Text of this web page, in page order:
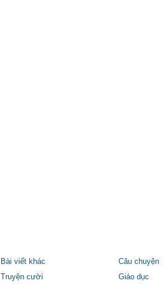
Bài viết khác Câu chuyện
Truyện cười Giáo dục